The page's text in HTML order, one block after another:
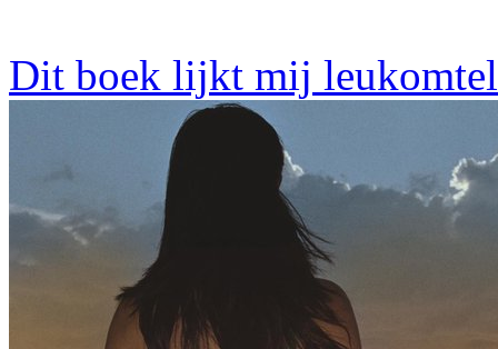
Dit boek lijkt mij